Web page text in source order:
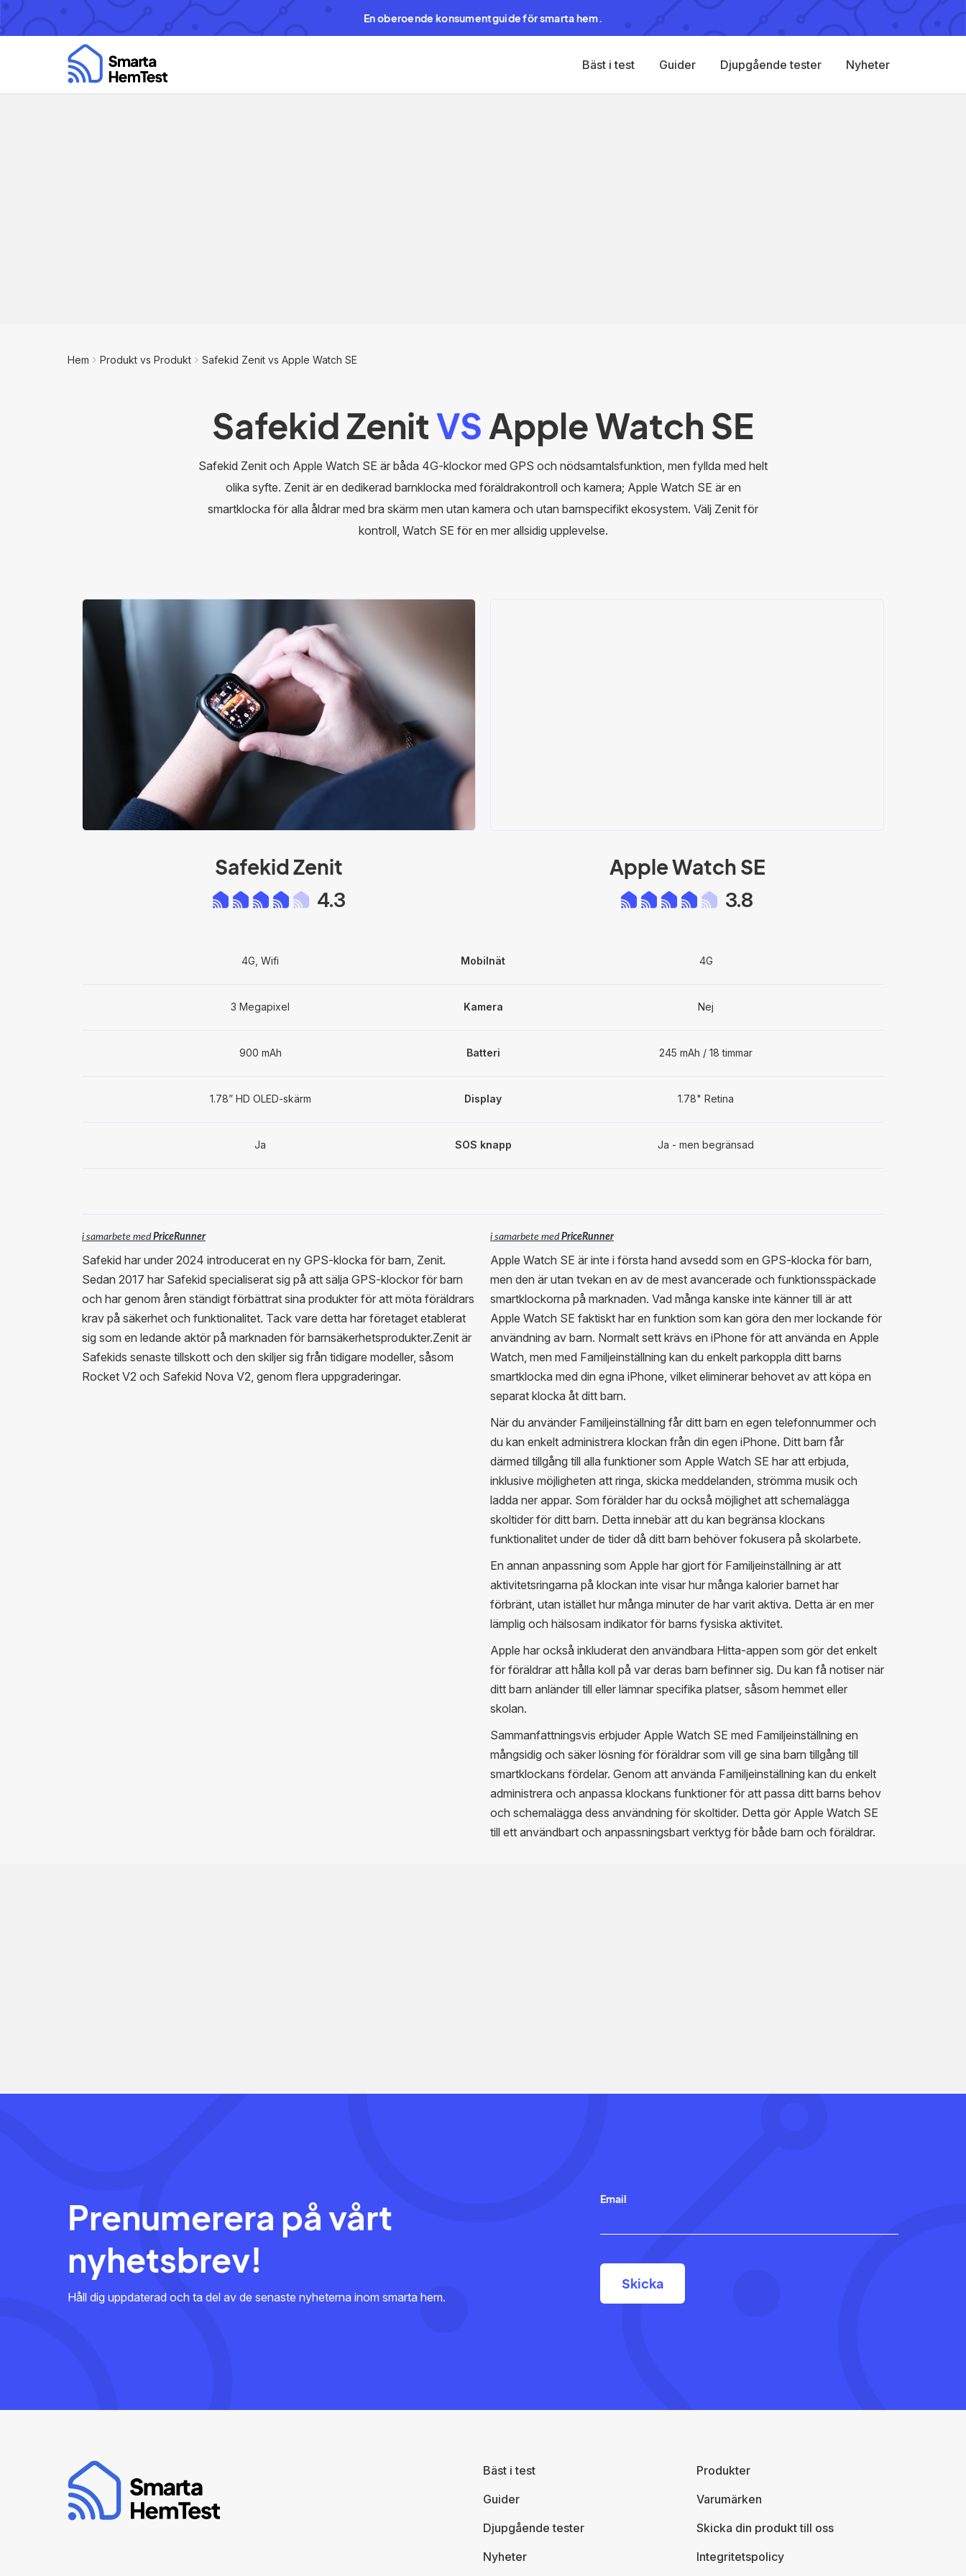
En oberoende konsumentguide för smarta hem.
Bäst i test Guider Djupgående tester Nyheter
Hem Produkt vs Produkt Safekid Zenit vs Apple Watch SE
Safekid ZenitVSApple Watch SE
Safekid Zenit och Apple Watch SE är båda 4G-klockor med GPS och nödsamtalsfunktion, men fyllda med helt
olika syfte. Zenit är en dedikerad barnklocka med föräldrakontroll och kamera; Apple Watch SE är en
smartklocka för alla åldrar med bra skärm men utan kamera och utan barnspecifikt ekosystem. Välj Zenit för
kontroll, Watch SE för en mer allsidig upplevelse.
Safekid Zenit
4.3
Apple Watch SE
3.8
4G, Wifi Mobilnät 4G
3 Megapixel Kamera Nej
900 mAh Batteri 245 mAh / 18 timmar
1.78” HD OLED-skärm Display 1.78" Retina
Ja SOS knapp Ja - men begränsad
i samarbete medPriceRunner
Safekid har under 2024 introducerat en ny GPS-klocka för barn, Zenit.
Sedan 2017 har Safekid specialiserat sig på att sälja GPS-klockor för barn
och har genom åren ständigt förbättrat sina produkter för att möta föräldrars
krav på säkerhet och funktionalitet. Tack vare detta har företaget etablerat
sig som en ledande aktör på marknaden för barnsäkerhetsprodukter.Zenit är
Safekids senaste tillskott och den skiljer sig från tidigare modeller, såsom
Rocket V2 och Safekid Nova V2, genom flera uppgraderingar.
i samarbete medPriceRunner
Apple Watch SE är inte i första hand avsedd som en GPS-klocka för barn,
men den är utan tvekan en av de mest avancerade och funktionsspäckade
smartklockorna på marknaden. Vad många kanske inte känner till är att
Apple Watch SE faktiskt har en funktion som kan göra den mer lockande för
användning av barn. Normalt sett krävs en iPhone för att använda en Apple
Watch, men med Familjeinställning kan du enkelt parkoppla ditt barns
smartklocka med din egna iPhone, vilket eliminerar behovet av att köpa en
separat klocka åt ditt barn.
När du använder Familjeinställning får ditt barn en egen telefonnummer och
du kan enkelt administrera klockan från din egen iPhone. Ditt barn får
därmed tillgång till alla funktioner som Apple Watch SE har att erbjuda,
inklusive möjligheten att ringa, skicka meddelanden, strömma musik och
ladda ner appar. Som förälder har du också möjlighet att schemalägga
skoltider för ditt barn. Detta innebär att du kan begränsa klockans
funktionalitet under de tider då ditt barn behöver fokusera på skolarbete.
En annan anpassning som Apple har gjort för Familjeinställning är att
aktivitetsringarna på klockan inte visar hur många kalorier barnet har
förbränt, utan istället hur många minuter de har varit aktiva. Detta är en mer
lämplig och hälsosam indikator för barns fysiska aktivitet.
Apple har också inkluderat den användbara Hitta-appen som gör det enkelt
för föräldrar att hålla koll på var deras barn befinner sig. Du kan få notiser när
ditt barn anländer till eller lämnar specifika platser, såsom hemmet eller
skolan.
Sammanfattningsvis erbjuder Apple Watch SE med Familjeinställning en
mångsidig och säker lösning för föräldrar som vill ge sina barn tillgång till
smartklockans fördelar. Genom att använda Familjeinställning kan du enkelt
administrera och anpassa klockans funktioner för att passa ditt barns behov
och schemalägga dess användning för skoltider. Detta gör Apple Watch SE
till ett användbart och anpassningsbart verktyg för både barn och föräldrar.
Prenumerera på vårt
nyhetsbrev!
Håll dig uppdaterad och ta del av de senaste nyheterna inom smarta hem.
Email
Bäst i test
Guider
Djupgående tester
Nyheter
Produkter
Varumärken
Skicka din produkt till oss
Integritetspolicy